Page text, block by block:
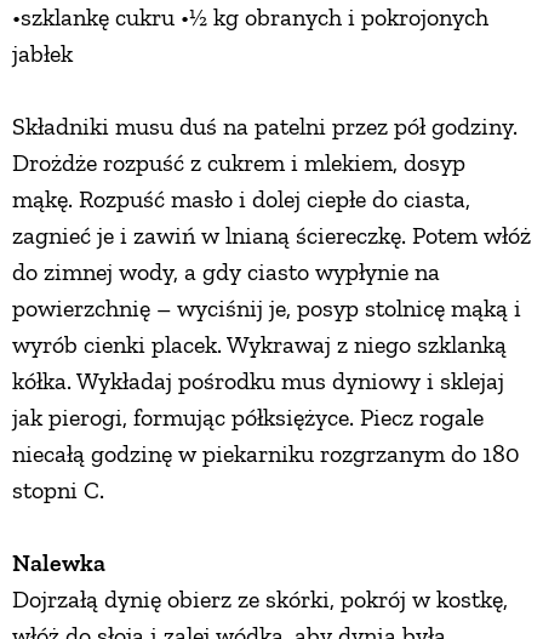
•szklankę cukru •½ kg obranych i pokrojonych
jabłek
Składniki musu duś na patelni przez pół godziny.
Drożdże rozpuść z cukrem i mlekiem, dosyp
mąkę. Rozpuść masło i dolej ciepłe do ciasta,
zagnieć je i zawiń w lnianą ściereczkę. Potem włóż
do zimnej wody, a gdy ciasto wypłynie na
powierzchnię – wyciśnij je, posyp stolnicę mąką i
wyrób cienki placek. Wykrawaj z niego szklanką
kółka. Wykładaj pośrodku mus dyniowy i sklejaj
jak pierogi, formując półksiężyce. Piecz rogale
niecałą godzinę w piekarniku rozgrzanym do 180
stopni C.
Nalewka
Dojrzałą dynię obierz ze skórki, pokrój w kostkę,